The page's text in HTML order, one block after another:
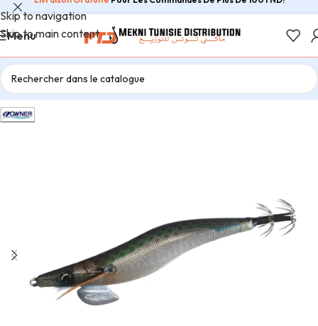
Skip to navigation
Skip to main content
Menu